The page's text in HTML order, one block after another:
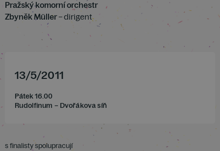
Pražský komorní orchestr
Zbyněk Müller– dirigent
13/5/2011
Pátek 16.00
Rudolfinum – Dvořákova síň
s finalisty spolupracují